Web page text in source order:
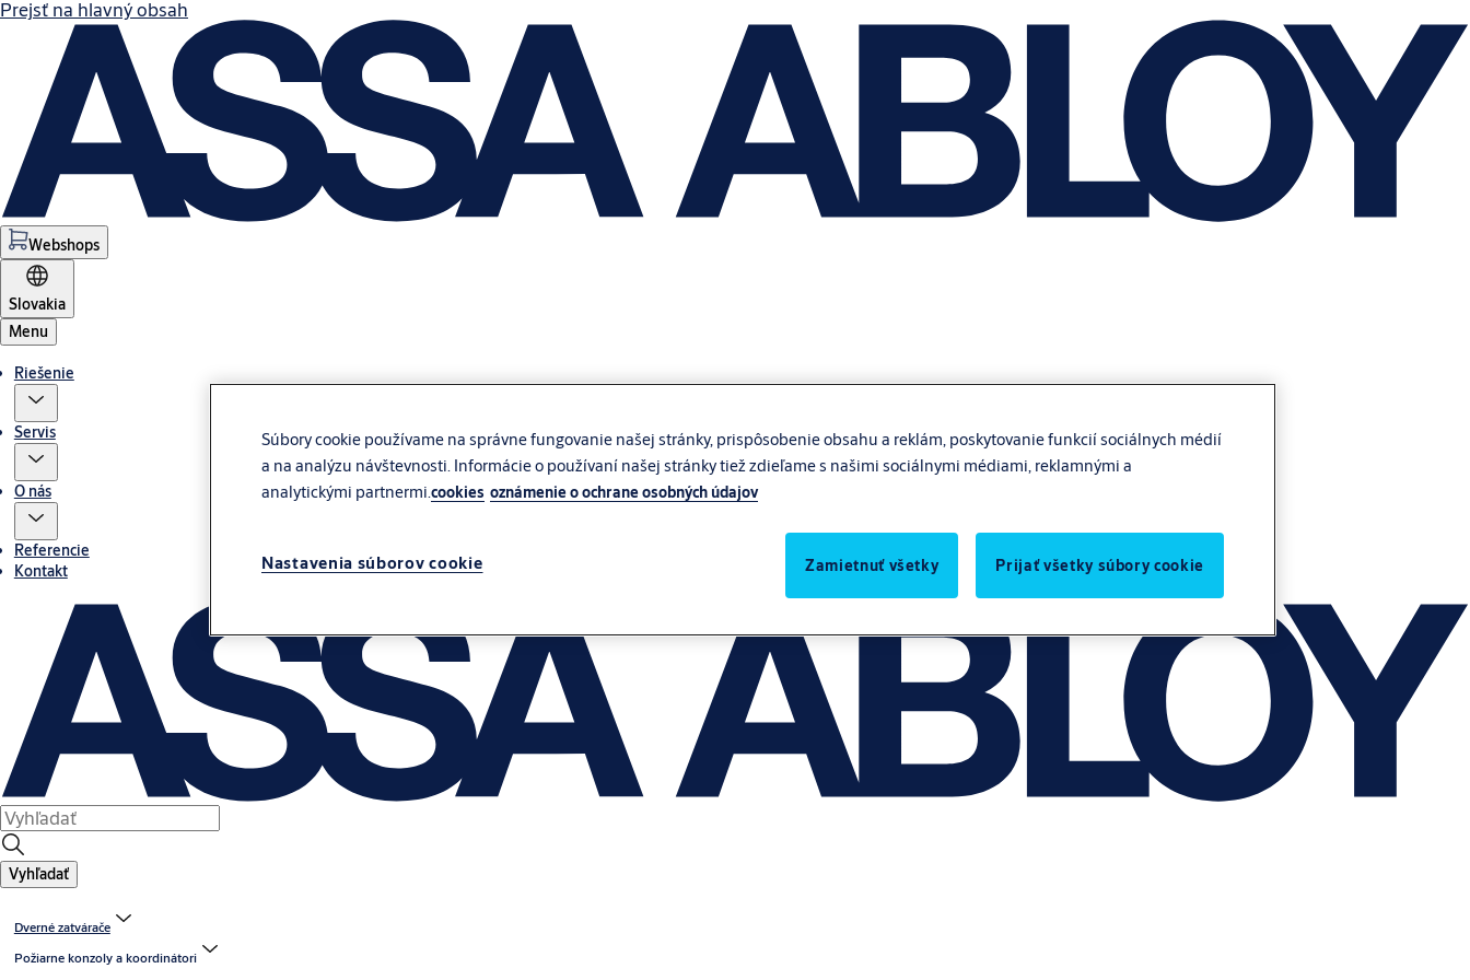
Prejsť na hlavný obsah
Webshops
Slovakia
Menu
Riešenie
Servis
O nás
Referencie
Kontakt
Vyhľadať
Dverné zatvárače
Požiarne konzoly a koordinátori
Súbory cookie používame na správne fungovanie našej stránky, prispôsobenie obsahu a reklám, poskytovanie funkcií sociálnych médií
a na analýzu návštevnosti. Informácie o používaní našej stránky tiež zdieľame s našimi sociálnymi médiami, reklamnými a
analytickými partnermi.cookies oznámenie o ochrane osobných údajov
Nastavenia súborov cookie Zamietnuť všetky Prijať všetky súbory cookie